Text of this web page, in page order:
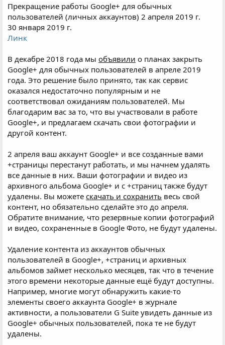
Прекращение работы Google+ для обычных
пользователей (личных аккаунтов) 2 апреля 2019 г.
30 января 2019 г.
Линк
В декабре 2018 года мы объявили о планах закрыть
Google+ для обычных пользователей в апреле 2019
года. Это решение было принято, так как сервис
оказался недостаточно популярным и не
соответствовал ожиданиям пользователей. Мы
благодарим вас за то, что вы участвовали в работе
Google+, и предлагаем скачать свои фотографии и
другой контент.
2 апреля ваш аккаунт Google+ и все созданные вами
+страницы перестанут работать, и мы начнем удалять
все данные в них. Ваши фотографии и видео из
архивного альбома Google+ и с +страниц также будут
удалены. Вы можете скачать и сохранить весь свой
контент, но обязательно сделайте это до апреля.
Обратите внимание, что резервные копии фотографий
и видео, сохраненные в Google Фото, не будут удалены.
Удаление контента из аккаунтов обычных
пользователей в Google+, +страниц и архивных
альбомов займет несколько месяцев, так что в течение
этого времени некоторые данные ещё будут доступны.
Например, многие могут обнаружить какие-то
элементы своего аккаунта Google+ в журнале
активности, а пользователи G Suite увидеть данные из
Google+ обычных пользователей, пока те не будут
удалены.